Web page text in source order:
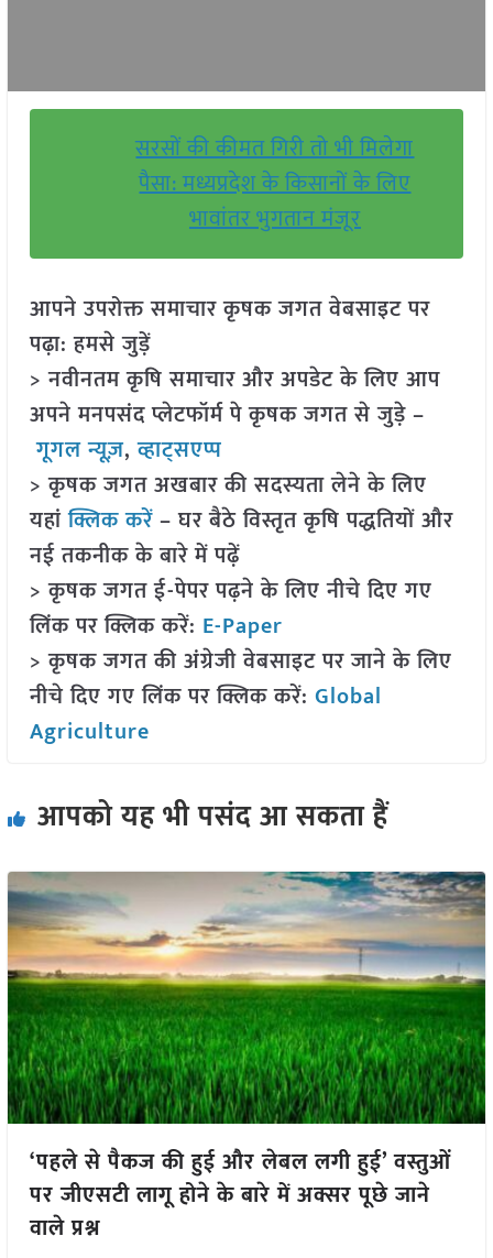
सरसों की कीमत गिरी तो भी मिलेगा
पैसा: मध्यप्रदेश के किसानों के लिए
भावांतर भुगतान मंजूर
आपने उपरोक्त समाचार कृषक जगत वेबसाइट पर
पढ़ा: हमसे जुड़ें
> नवीनतम कृषि समाचार और अपडेट के लिए आप
अपने मनपसंद प्लेटफॉर्म पे कृषक जगत से जुड़े –
गूगल न्यूज़,व्हाट्सएप्प
> कृषक जगत अखबार की सदस्यता लेने के लिए
यहांक्लिक करें– घर बैठे विस्तृत कृषि पद्धतियों और
नई तकनीक के बारे में पढ़ें
> कृषक जगत ई-पेपर पढ़ने के लिए नीचे दिए गए
लिंक पर क्लिक करें: E-Paper
> कृषक जगत की अंग्रेजी वेबसाइट पर जाने के लिए
नीचे दिए गए लिंक पर क्लिक करें: Global
Agriculture
आपको यह भी पसंद आ सकता हैं
‘पहले से पैकज की हुई और लेबल लगी हुई’ वस्तुओं
पर जीएसटी लागू होने के बारे में अक्सर पूछे जाने
वाले प्रश्न